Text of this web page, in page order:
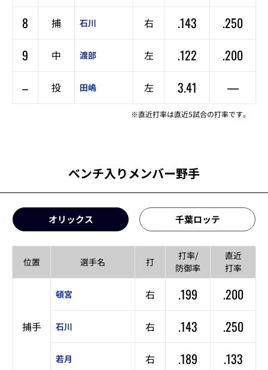
8
捕 石川 右 .143
.250
9
中 渡部 左 .122
.200
–
投 田嶋 左 3.41 —
※直近打率は直近5試合の打率です。
ベンチ入りメンバー野手
オリックス 千葉ロッテ
位置 選手名 打
打率/
防御率
直近
打率
捕手
頓宮 右 .199 .200
石川 右 .143 .250
若月 右 .189 .133